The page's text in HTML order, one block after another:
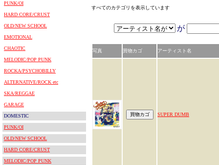
PUNK/OI
HARD CORE/CRUST
OLD/NEW SCHOOL
EMOTIONAL
CHAOTIC
MELODIC/POP PUNK
ROCKA/PSYCHOBILLY
ALTERNATIVE/ROCK etc
SKA/REGGAE
GARAGE
DOMESTIC
PUNK/OI
OLD/NEW SCHOOL
HARD CORE/CRUST
MELODIC/POP PUNK
すべてのカテゴリを表示しています
が
写真 買物カゴ アーティスト名
SUPER DUMB